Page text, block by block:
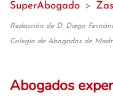
SuperAbogado > Zas
Redacción de D. Diego
Colegio de Abogados de
Abogados